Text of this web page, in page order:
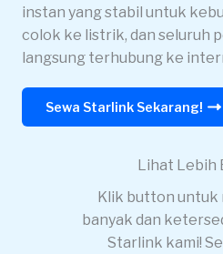
instan yang stabil untuk
colok ke listrik, dan seluruh
langsung terhubung ke
Sewa Starlink Sekarang!
Lihat Lebih
Klik button untuk
banyak dan
Starlink kami!